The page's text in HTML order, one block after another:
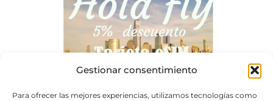
Gestionar consentimiento
Para ofrecer las mejores experiencias, utilizamos tecnologías como